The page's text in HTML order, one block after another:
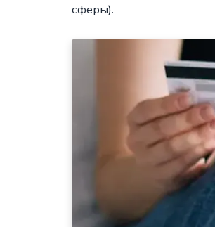
сферы).